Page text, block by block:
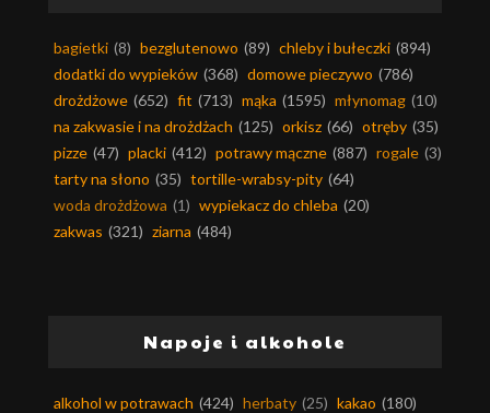
bagietki (8) bezglutenowo (89) chleby i bułeczki (894)
dodatki do wypieków (368) domowe pieczywo (786)
drożdżowe (652) fit (713) mąka (1595) młynomag (10)
na zakwasie i na drożdżach (125) orkisz (66) otręby (35)
pizze (47) placki (412) potrawy mączne (887) rogale (3)
tarty na słono (35) tortille-wrabsy-pity (64)
woda drożdżowa (1) wypiekacz do chleba (20)
zakwas (321) ziarna (484)
Napoje i alkohole
alkohol w potrawach (424) herbaty (25) kakao (180)